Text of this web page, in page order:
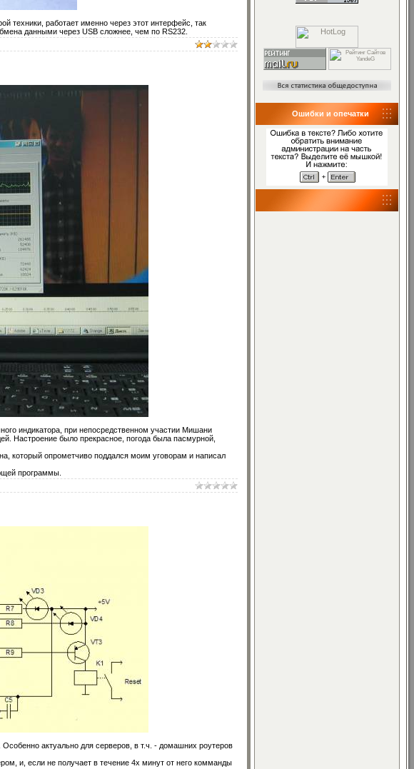
техники, работает именно через этот интерфейс, так
данными через USB сложнее, чем по RS232.
индикатора, при непосредственном участии Мишани
Настроение было прекрасное, погода была пасмурной,
который опрометчиво поддался моим уговорам и написал
программы.
актуально для серверов, в т.ч. - домашних роутеров
и, если не получает в течение 4х минут от него комманды
Ошибки и опечатки